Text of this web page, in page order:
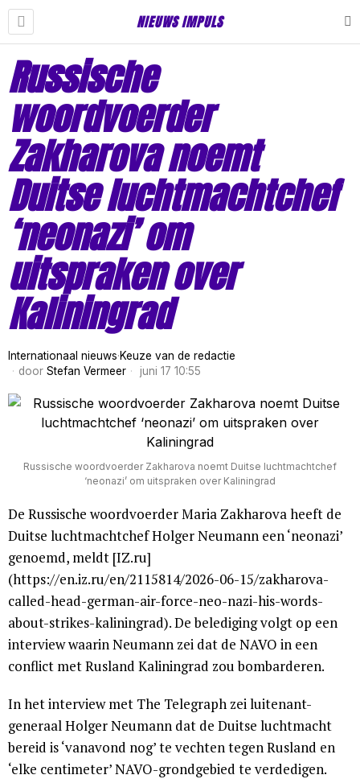
NIEUWS IMPULS
Russische
woordvoerder
Zakharova noemt
Duitse luchtmachtchef
‘neonazi’ om
uitspraken over
Kaliningrad
Internationaal nieuws·Keuze van de redactie
door Stefan Vermeer juni 17 10:55
Russische woordvoerder Zakharova noemt Duitse luchtmachtchef
‘neonazi’ om uitspraken over Kaliningrad
De Russische woordvoerder Maria Zakharova heeft de
Duitse luchtmachtchef Holger Neumann een ‘neonazi’
genoemd, meldt [IZ.ru]
(https://en.iz.ru/en/2115814/2026-06-15/zakharova-
called-head-german-air-force-neo-nazi-his-words-
about-strikes-kaliningrad). De belediging volgt op een
interview waarin Neumann zei dat de NAVO in een
conflict met Rusland Kaliningrad zou bombarderen.
In het interview met The Telegraph zei luitenant-
generaal Holger Neumann dat de Duitse luchtmacht
bereid is ‘vanavond nog’ te vechten tegen Rusland en
‘elke centimeter’ NAVO-grondgebied te verdedigen.